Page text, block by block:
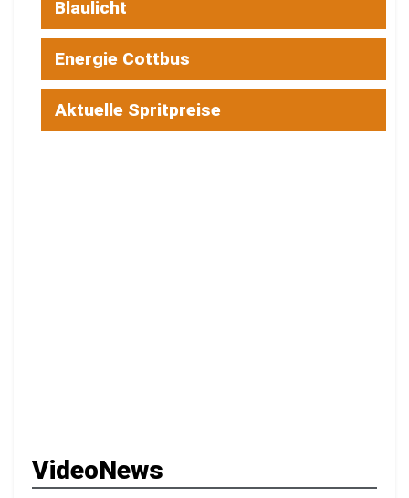
Blaulicht
Energie Cottbus
Aktuelle Spritpreise
VideoNews